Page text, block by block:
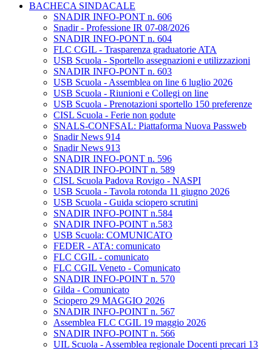
BACHECA SINDACALE
SNADIR INFO-PONT n. 606
Snadir - Professione IR 07-08/2026
SNADIR INFO-PONT n. 604
FLC CGIL - Trasparenza graduatorie ATA
USB Scuola - Sportello assegnazioni e utilizzazioni
SNADIR INFO-PONT n. 603
USB Scuola - Assemblea on line 6 luglio 2026
USB Scuola - Riunioni e Collegi on line
USB Scuola - Prenotazioni sportello 150 preferenze
CISL Scuola - Ferie non godute
SNALS-CONFSAL: Piattaforma Nuova Passweb
Snadir News 914
Snadir News 913
SNADIR INFO-PONT n. 596
SNADIR INFO-POINT n. 589
CISL Scuola Padova Rovigo - NASPI
USB Scuola - Tavola rotonda 11 giugno 2026
USB Scuola - Guida sciopero scrutini
SNADIR INFO-POINT n.584
SNADIR INFO-POINT n.583
USB Scuola: COMUNICATO
FEDER - ATA: comunicato
FLC CGIL - comunicato
FLC CGIL Veneto - Comunicato
SNADIR INFO-POINT n. 570
Gilda - Comunicato
Sciopero 29 MAGGIO 2026
SNADIR INFO-POINT n. 567
Assemblea FLC CGIL 19 maggio 2026
SNADIR INFO-POINT n. 566
UIL Scuola - Assemblea regionale Docenti precari 13